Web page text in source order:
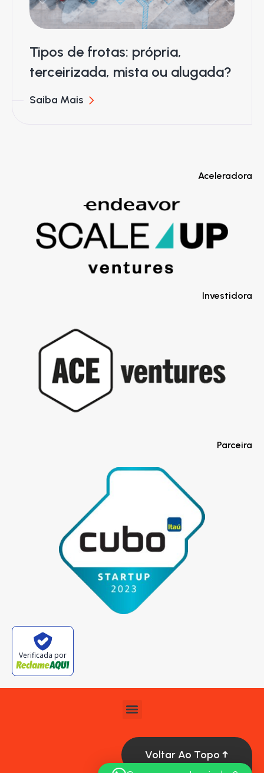
Tipos de frotas: própria,
terceirizada, mista ou alugada?
Saiba Mais
Aceleradora
Investidora
Parceira
Verificada por
Voltar Ao Topo ↑